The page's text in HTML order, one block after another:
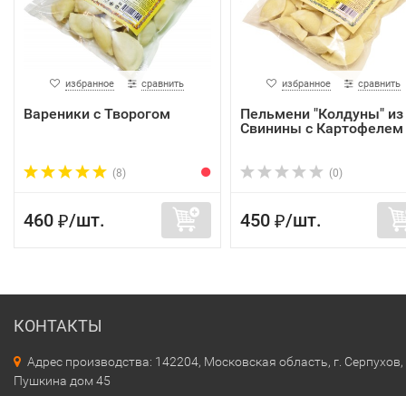
избранное сравнить
Вареники с Творогом
(8)
460 ₽/шт.
избранное сравнить
Пельмени "Колдуны" из
Свинины с Картофелем
(0)
450 ₽/шт.
КОНТАКТЫ
Адрес производства: 142204, Московская область, г. Серпухов,
Пушкина дом 45